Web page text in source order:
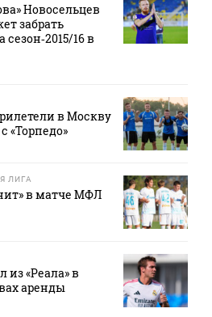
Новосельцев
забрать
16 в
в Москву
«Торпедо»
ЛИГА
в матче МФЛ
«Реала» в
аренды